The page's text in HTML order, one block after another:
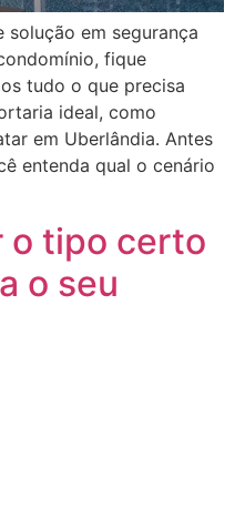
solução em segurança
fique
tudo o que precisa
ideal, como
em Uberlândia. Antes
entenda qual o cenário
o tipo certo
o seu